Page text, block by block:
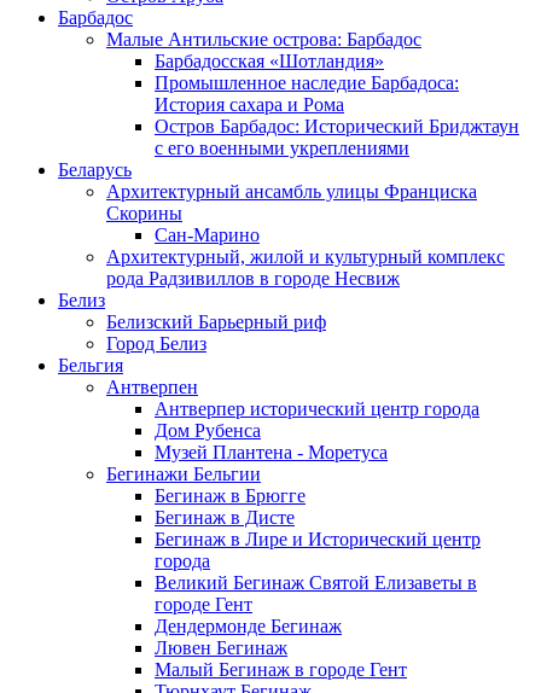
Барбадос
Малые Антильские острова: Барбадос
Барбадосская «Шотландия»
Промышленное наследие Барбадоса:
История сахара и Рома
Остров Барбадос: Исторический Бриджтаун
с его военными укреплениями
Беларусь
Архитектурный ансамбль улицы Франциска
Скорины
Сан-Марино
Архитектурный, жилой и культурный комплекс
рода Радзивиллов в городе Несвиж
Белиз
Белизский Барьерный риф
Город Белиз
Бельгия
Антверпен
Антверпер исторический центр города
Дом Рубенса
Музей Плантена - Моретуса
Бегинажи Бельгии
Бегинаж в Брюгге
Бегинаж в Дисте
Бегинаж в Лире и Исторический центр
города
Великий Бегинаж Святой Елизаветы в
городе Гент
Дендермонде Бегинаж
Лювен Бегинаж
Малый Бегинаж в городе Гент